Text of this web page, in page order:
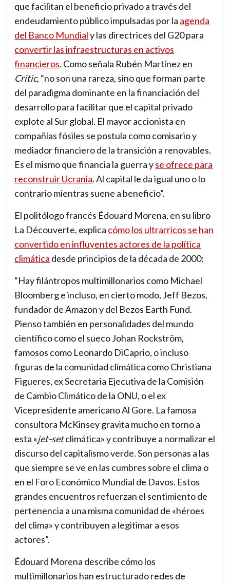
que facilitan el beneficio privado a través del
endeudamiento público impulsadas por la agenda
del Banco Mundialy las directrices del G20 para
convertir las infraestructuras en activos
financieros. Como señala Rubén Martínez en
Critic, “no son una rareza, sino que forman parte
del paradigma dominante en la financiación del
desarrollo para facilitar que el capital privado
explote al Sur global. El mayor accionista en
compañías fósiles se postula como comisario y
mediador financiero de la transición a renovables.
Es el mismo que financia la guerra yse ofrece para
reconstruir Ucrania. Al capital le da igual uno o lo
contrario mientras suene a beneficio”.
El politólogo francés Édouard Morena, en su libro
La Découverte, explica cómo los ultrarricos se han
convertido en influyentes actores de la política
climática desde principios de la década de 2000:
“Hay filántropos multimillonarios como Michael
Bloomberg e incluso, en cierto modo, Jeff Bezos,
fundador de Amazon y del Bezos Earth Fund.
Pienso también en personalidades del mundo
científico como el sueco Johan Rockström,
famosos como Leonardo DiCaprio, o incluso
figuras de la comunidad climática como Christiana
Figueres, ex Secretaria Ejecutiva de la Comisión
de Cambio Climático de la ONU, o el ex
Vicepresidente americano Al Gore. La famosa
consultora McKinsey gravita mucho en torno a
esta «jet-setclimática» y contribuye a normalizar el
discurso del capitalismo verde. Son personas a las
que siempre se ve en las cumbres sobre el clima o
en el Foro Económico Mundial de Davos. Estos
grandes encuentros refuerzan el sentimiento de
pertenencia a una misma comunidad de «héroes
del clima» y contribuyen a legitimar a esos
actores”.
Édouard Morena describe cómo los
multimillonarios han estructurado redes de